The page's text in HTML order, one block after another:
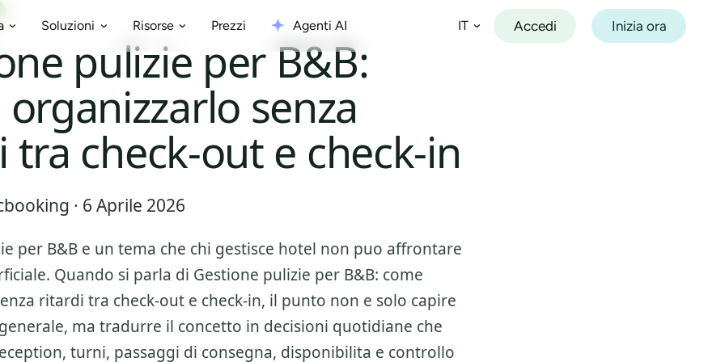
Soluzioni Risorse Prezzi Agenti AI IT Accedi Inizia ora
pulizie per B&B:
senza
tra check-out e check-in
· 6 Aprile 2026
per B&B e un tema che chi gestisce hotel non puo affrontare
Quando si parla di Gestione pulizie per B&B: come
ritardi tra check-out e check-in, il punto non e solo capire
ma tradurre il concetto in decisioni quotidiane che
turni, passaggi di consegna, disponibilita e controllo